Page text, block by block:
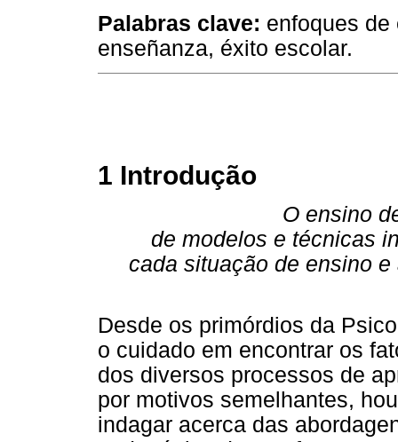
Palabras clave: enfoques de
enseñanza, éxito escolar.
1 Introdução
O ensino
de modelos e técnicas
cada situação de ensino
Desde os primórdios da
o cuidado em encontrar os
dos diversos processos de
por motivos semelhantes,
indagar acerca das